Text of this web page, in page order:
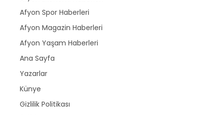
Afyon Spor Haberleri
Afyon Magazin Haberleri
Afyon Yaşam Haberleri
Ana Sayfa
Yazarlar
Künye
Gizlilik Politikası